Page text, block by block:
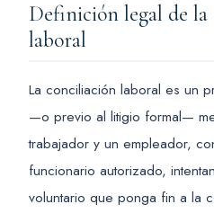
Definición legal de
laboral
La conciliación laboral es un
—o previo al litigio formal—
trabajador y un empleador,
funcionario autorizado,
voluntario que ponga fin a la